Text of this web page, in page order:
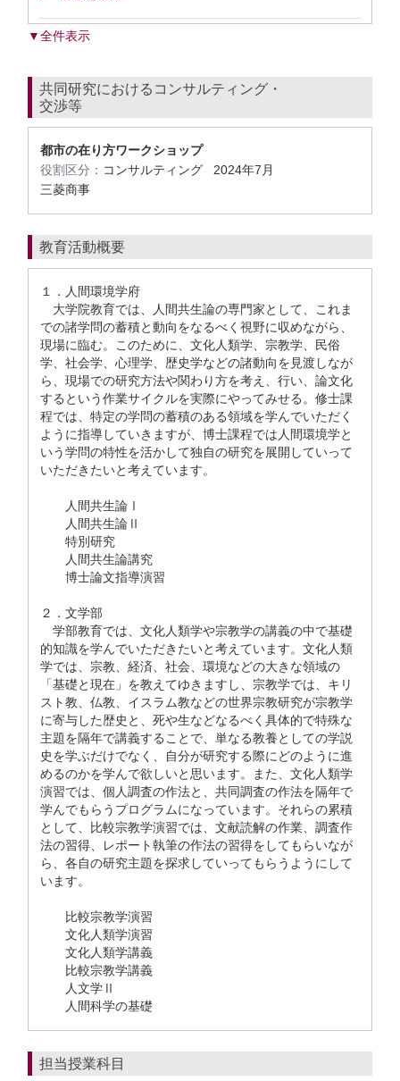
▼全件表示
共同研究におけるコンサルティング・
交渉等
都市の在り方ワークショップ
役割区分： コンサルティング 2024年7月
三菱商事
教育活動概要
１．人間環境学府
大学院教育では、人間共生論の専門家として、これま
での諸学問の蓄積と動向をなるべく視野に収めながら、
現場に臨む。このために、文化人類学、宗教学、民俗
学、社会学、心理学、歴史学などの諸動向を見渡しなが
ら、現場での研究方法や関わり方を考え、行い、論文化
するという作業サイクルを実際にやってみせる。修士課
程では、特定の学問の蓄積のある領域を学んでいただく
ように指導していきますが、博士課程では人間環境学と
いう学問の特性を活かして独自の研究を展開していって
いただきたいと考えています。
人間共生論Ⅰ
人間共生論Ⅱ
特別研究
人間共生論講究
博士論文指導演習
２．文学部
学部教育では、文化人類学や宗教学の講義の中で基礎
的知識を学んでいただきたいと考えています。文化人類
学では、宗教、経済、社会、環境などの大きな領域の
「基礎と現在」を教えてゆきますし、宗教学では、キリ
スト教、仏教、イスラム教などの世界宗教研究が宗教学
に寄与した歴史と、死や生などなるべく具体的で特殊な
主題を隔年で講義することで、単なる教養としての学説
史を学ぶだけでなく、自分が研究する際にどのように進
めるのかを学んで欲しいと思います。また、文化人類学
演習では、個人調査の作法と、共同調査の作法を隔年で
学んでもらうプログラムになっています。それらの累積
として、比較宗教学演習では、文献読解の作業、調査作
法の習得、レポート執筆の作法の習得をしてもらいなが
ら、各自の研究主題を探求していってもらうようにして
います。
比較宗教学演習
文化人類学演習
文化人類学講義
比較宗教学講義
人文学Ⅱ
人間科学の基礎
担当授業科目